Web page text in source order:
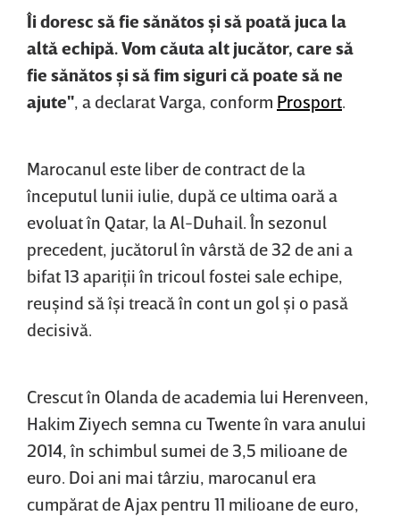
Îi doresc să fie sănătos şi să poată juca la
altă echipă. Vom căuta alt jucător, care să
fie sănătos şi să fim siguri că poate să ne
ajute", a declarat Varga, conform Prosport.
Marocanul este liber de contract de la
începutul lunii iulie, după ce ultima oară a
evoluat în Qatar, la Al-Duhail. În sezonul
precedent, jucătorul în vârstă de 32 de ani a
bifat 13 apariţii în tricoul fostei sale echipe,
reuşind să îşi treacă în cont un gol şi o pasă
decisivă.
Crescut în Olanda de academia lui Herenveen,
Hakim Ziyech semna cu Twente în vara anului
2014, în schimbul sumei de 3,5 milioane de
euro. Doi ani mai târziu, marocanul era
cumpărat de Ajax pentru 11 milioane de euro,